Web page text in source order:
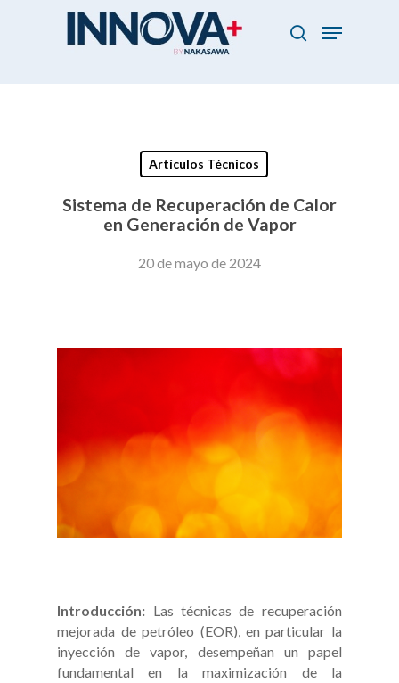
search
Menu
Artículos Técnicos
Sistema de Recuperación de Calor
en Generación de Vapor
20 de mayo de 2024
Introducción: Las técnicas de recuperación
mejorada de petróleo (EOR), en particular la
inyección de vapor, desempeñan un papel
fundamental en la maximización de la